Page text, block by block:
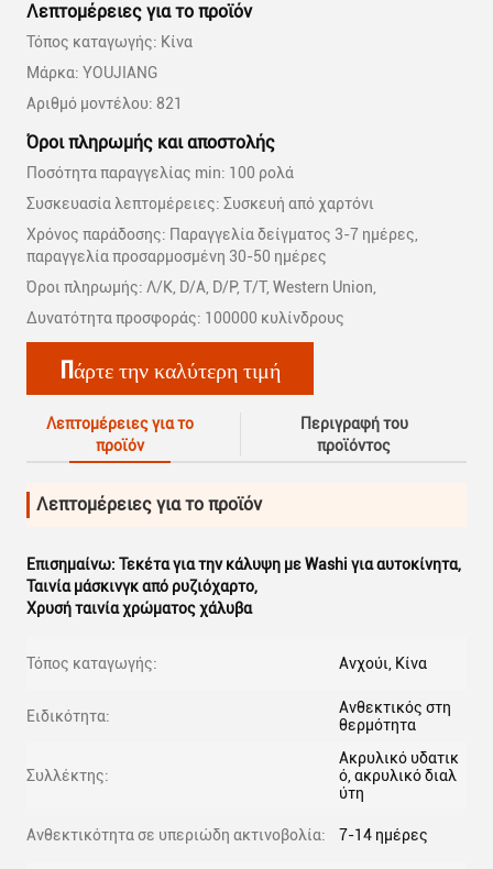
Λεπτομέρειες για το προϊόν
Τόπος καταγωγής: Κίνα
Μάρκα: YOUJIANG
Αριθμό μοντέλου: 821
Όροι πληρωμής και αποστολής
Ποσότητα παραγγελίας min: 100 ρολά
Συσκευασία λεπτομέρειες: Συσκευή από χαρτόνι
Χρόνος παράδοσης: Παραγγελία δείγματος 3-7 ημέρες,
παραγγελία προσαρμοσμένη 30-50 ημέρες
Όροι πληρωμής: Λ/Κ, D/A, D/P, T/T, Western Union,
Δυνατότητα προσφοράς: 100000 κυλίνδρους
Πάρτε την καλύτερη τιμή
Λεπτομέρειες για το
προϊόν
Περιγραφή του
προϊόντος
Λεπτομέρειες για το προϊόν
Επισημαίνω: Τεκέτα για την κάλυψη με Washi για αυτοκίνητα,
Ταινία μάσκινγκ από ρυζιόχαρτο,
Χρυσή ταινία χρώματος χάλυβα
Τόπος καταγωγής: Ανχούι, Κίνα
Ειδικότητα:
Ανθεκτικός στη
θερμότητα
Συλλέκτης:
Ακρυλικό υδατικ
ό, ακρυλικό διαλ
ύτη
Ανθεκτικότητα σε υπεριώδη ακτινοβολία: 7-14 ημέρες